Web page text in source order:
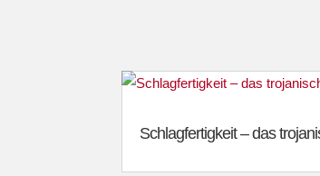
Schlagfertigkeit – das